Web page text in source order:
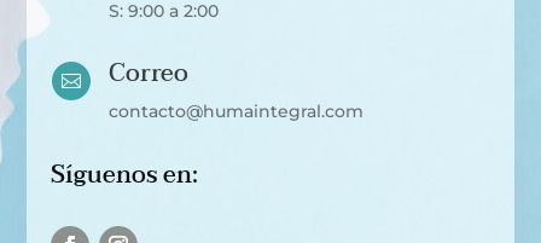
S: 9:00 a 2:00
 Correo
contacto@humaintegral.com
Síguenos en: